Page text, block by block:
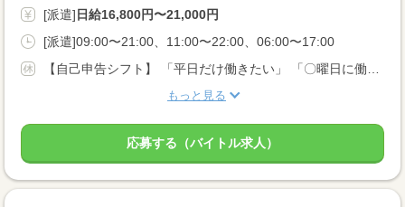
[派遣] 日給16,800円〜21,000円
[派遣]09:00〜21:00、11:00〜22:00、06:00〜17:00
【自己申告シフト】 「平日だけ働きたい」 「〇曜日に働きたい」 など、働き方は自分で選べます。 曜日・時間についてのご希望も 面談の際に教えてくださいね。 ※こちらは中型以上のお仕事の例です
もっと見る
応募する（バイトル求人）